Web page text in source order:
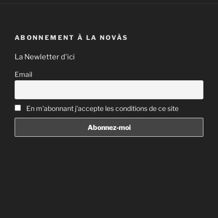
ABONNEMENT À LA NOVÀS
La Newletter d'ici
Email
En m'abonnant j'accepte les conditions de ce site